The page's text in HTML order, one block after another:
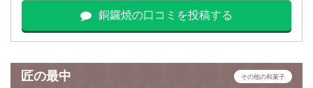
銅鑼焼の口コミを投稿する
匠の最中 その他の和菓子